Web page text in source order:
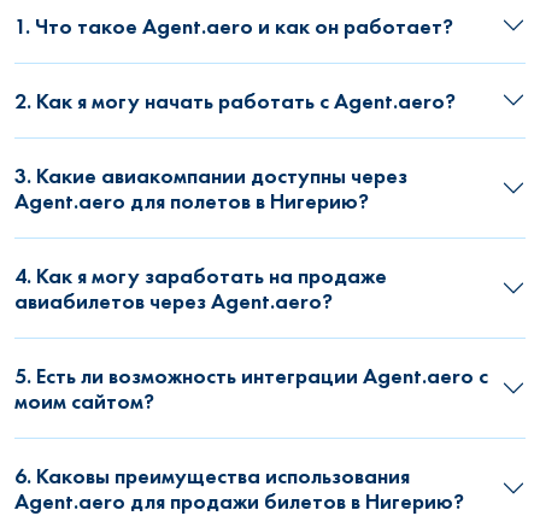
1. Что такое Agent.aero и как он работает?
2. Как я могу начать работать с Agent.aero?
3. Какие авиакомпании доступны через
Agent.aero для полетов в Нигерию?
4. Как я могу заработать на продаже
авиабилетов через Agent.aero?
5. Есть ли возможность интеграции Agent.aero с
моим сайтом?
6. Каковы преимущества использования
Agent.aero для продажи билетов в Нигерию?